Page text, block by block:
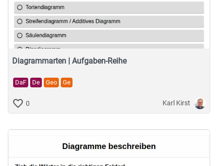
Diagrammarten | Aufgaben-Reihe
DaF De Geo Ge
0 Karl Kirst